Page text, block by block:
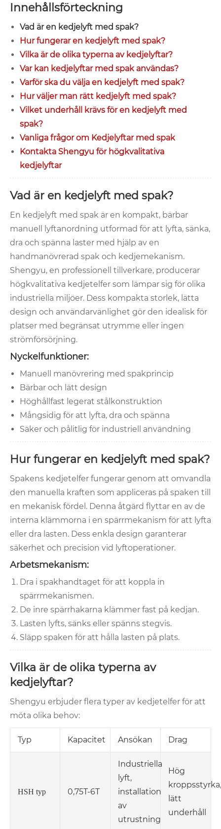
Innehållsförteckning
Vad är en kedjelyft med spak?
Hur fungerar en kedjelyft med spak?
Vilka är de olika typerna av kedjelyftar?
Var kan kedjelyftar med spak användas?
Varför ska du välja en kedjelyft med spak?
Hur väljer man rätt kedjelyft med spak?
Vilket underhåll krävs för en kedjelyft med
spak?
Vanliga frågor om Kedjelyftar med spak
Kontakta Shengyu för högkvalitativa
kedjelyftar
Vad är en kedjelyft med spak?
En kedjelyft med spak är en kompakt, bärbar
manuell lyftanordning utformad för att lyfta, sänka,
dra och spänna laster med hjälp av en
handmanövrerad spak och kedjemekanism.
Shengyu, en professionell tillverkare, producerar
högkvalitativa kedjetelfer som lämpar sig för olika
industriella miljöer. Dess kompakta storlek, lätta
design och användarvänlighet gör den idealisk för
platser med begränsat utrymme eller ingen
strömförsörjning.
Nyckelfunktioner:
Manuell manövrering med spakprincip
Bärbar och lätt design
Höghållfast legerat stålkonstruktion
Mångsidig för att lyfta, dra och spänna
Säker och pålitlig för industriell användning
Hur fungerar en kedjelyft med spak?
Spakens kedjetelfer fungerar genom att omvandla
den manuella kraften som appliceras på spaken till
en mekanisk fördel. Denna åtgärd flyttar en av de
interna klämmorna i en spärrmekanism för att lyfta
eller dra lasten. Dess enkla design garanterar
säkerhet och precision vid lyftoperationer.
Arbetsmekanism:
Dra i spakhandtaget för att koppla in
spärrmekanismen.
De inre spärrhakarna klämmer fast på kedjan.
Lasten lyfts, sänks eller spänns stegvis.
Släpp spaken för att hålla lasten på plats.
Vilka är de olika typerna av
kedjelyftar?
Shengyu erbjuder flera typer av kedjetelfer för att
möta olika behov:
Typ Kapacitet Ansökan Drag
HSH typ 0,75T-6T
Industriella
lyft,
installation
av
utrustning
Hög
kroppsstyrka,
lätt
underhåll